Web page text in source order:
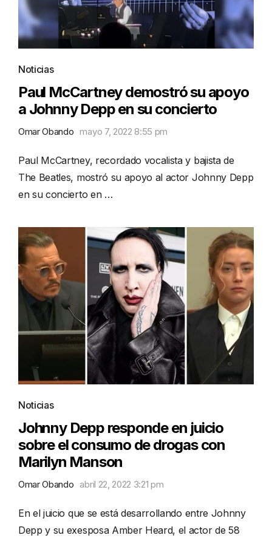
Noticias
Paul McCartney demostró su apoyo
a Johnny Depp en su concierto
Omar Obando mayo 7, 2022 8:55 pm
Paul McCartney, recordado vocalista y bajista de
The Beatles, mostró su apoyo al actor Johnny Depp
en su concierto en …
Noticias
Johnny Depp responde en juicio
sobre el consumo de drogas con
Marilyn Manson
Omar Obando abril 22, 2022 3:21 pm
En el juicio que se está desarrollando entre Johnny
Depp y su exesposa Amber Heard, el actor de 58